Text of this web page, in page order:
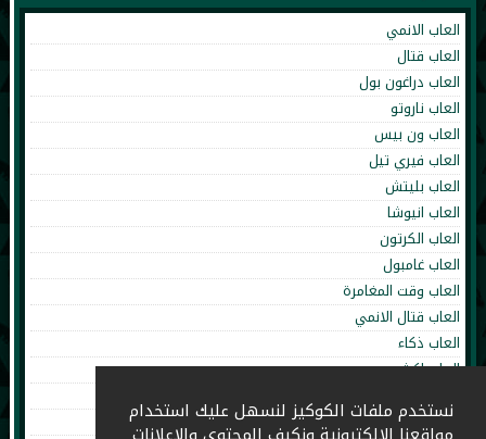
نستخدم ملفات الكوكيز لنسهل عليك استخدام
العاب الانمي
العاب قتال
العاب دراغون بول
العاب ناروتو
العاب ون بيس
العاب فيري تيل
العاب بليتش
العاب انيوشا
العاب الكرتون
العاب غامبول
العاب وقت المغامرة
العاب قتال الانمي
العاب ذكاء
العاب اكشن
العاب طبخ